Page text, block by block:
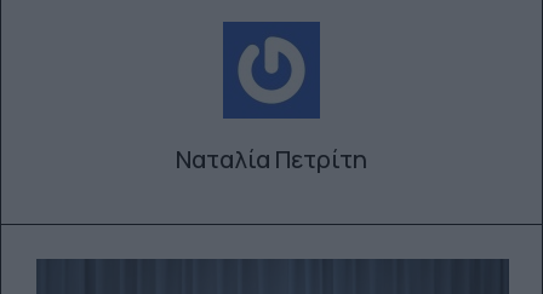
Ναταλία Πετρίτη